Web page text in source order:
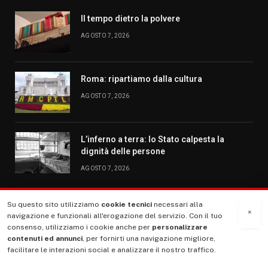
Il tempo dietro la polvere
AGOSTO 7, 2026
Roma: ripartiamo dalla cultura
AGOSTO 7, 2026
L’inferno a terra: lo Stato calpesta la
dignità delle persone
AGOSTO 7, 2026
MENU
La Nostra Storia
×
Su questo sito utilizziamo cookie tecnici necessari alla
navigazione e funzionali all'erogazione del servizio. Con il tuo
consenso, utilizziamo i cookie anche per personalizzare
contenuti ed annunci, per fornirti una navigazione migliore,
facilitare le interazioni social e analizzare il nostro traffico.